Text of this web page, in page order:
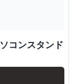
コンスタンド